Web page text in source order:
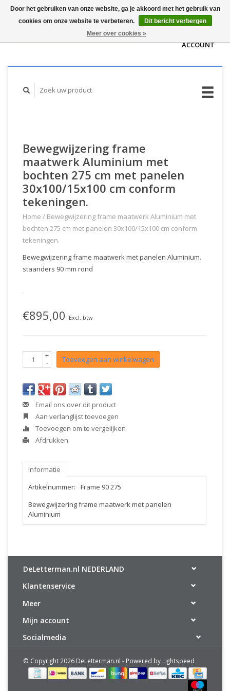
WINKELWAGEN
ACCOUNT
Bewegwijzering frame
maatwerk Aluminium met
bochten 275 cm met panelen
30x100/15x100 cm conform
tekeningen.
Home / Bewegwijzering frame maatwerk Aluminium met
bochten 275 cm met panelen 30x100/15x100 cm conform
tekeningen.
Bewegwijzering frame maatwerk met panelen Aluminium.
staanders 90 mm rond
€895,00 Excl. btw
+
- Toevoegen aan winkelwagen
Email ons over dit product
Aan verlanglijst toevoegen
Toevoegen om te vergelijken
Afdrukken
Informatie
Artikelnummer:
Frame 90 275
Bewegwijzering frame maatwerk met panelen
Aluminium
DeLetterman.nl NEDERLAND
Klantenservice
Meer
Mijn account
Socialmedia
© Copyright 2026 DeLetterman.nl - Powered by Lightspeed
Door het gebruiken van onze website, ga je akkoord met het gebruik van
cookies om onze website te verbeteren.
Dit bericht verbergen
Meer over cookies »